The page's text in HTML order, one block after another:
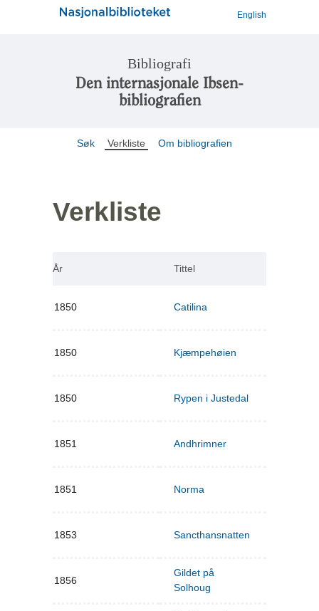
English
Bibliografi
Den internasjonale Ibsen-
bibliografien
Søk Verkliste Om bibliografien
Verkliste
År Tittel
1850 Catilina
1850 Kjæmpehøien
1850 Rypen i Justedal
1851 Andhrimner
1851 Norma
1853 Sancthansnatten
1856
Gildet på
Solhoug